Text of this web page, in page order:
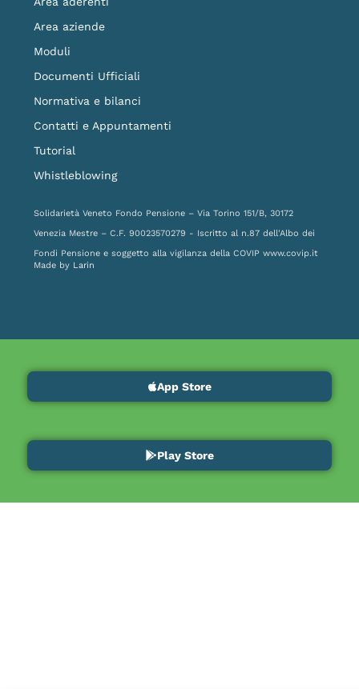
Area aziende
Moduli
Documenti Ufficiali
Normativa e bilanci
Contatti e Appuntamenti
Tutorial
Whistleblowing
Solidarietà Veneto Fondo Pensione – Via Torino 151/B, 30172
Venezia Mestre – C.F. 90023570279 - Iscritto al n.87 dell'Albo dei
Fondi Pensione e soggetto alla vigilanza della COVIP www.covip.it
Made by Larin
App Store
Play Store